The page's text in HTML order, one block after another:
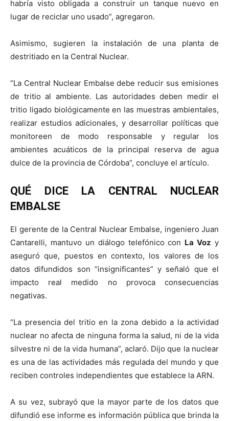
habría visto obligada a construir un tanque nuevo en
lugar de reciclar uno usado”, agregaron.
Asimismo, sugieren la instalación de una planta de
destritiado en la Central Nuclear.
“La Central Nuclear Embalse debe reducir sus emisiones
de tritio al ambiente. Las autoridades deben medir el
tritio ligado biológicamente en las muestras ambientales,
realizar estudios adicionales, y desarrollar políticas que
monitoreen de modo responsable y regular los
ambientes acuáticos de la principal reserva de agua
dulce de la provincia de Córdoba”, concluye el artículo.
QUÉ DICE LA CENTRAL NUCLEAR
EMBALSE
El gerente de la Central Nuclear Embalse, ingeniero Juan
Cantarelli, mantuvo un diálogo telefónico con La Voz y
aseguró que, puestos en contexto, los valores de los
datos difundidos son “insignificantes” y señaló que el
impacto real medido no provoca consecuencias
negativas.
“La presencia del tritio en la zona debido a la actividad
nuclear no afecta de ninguna forma la salud, ni de la vida
silvestre ni de la vida humana”, aclaró. Dijo que la nuclear
es una de las actividades más regulada del mundo y que
reciben controles independientes que establece la ARN.
A su vez, subrayó que la mayor parte de los datos que
difundió ese informe es información pública que brinda la